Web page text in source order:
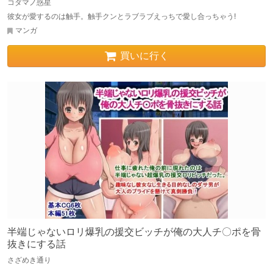
コダマノ惑星
彼女が愛するのは触手。触手クンとラブラブえっちで愛し合っちゃう!
マンガ
買いに行く
半端じゃないロリ爆乳の援交ビッチが俺の大人チ〇ポを骨
抜きにする話
さざめき通り